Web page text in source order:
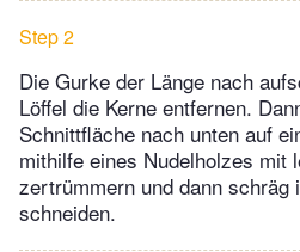
Step 2
Die Gurke der Länge nach
Löffel die Kerne entfernen.
Schnittfläche nach unten auf
mithilfe eines Nudelholzes mit
zertrümmern und dann schräg
schneiden.